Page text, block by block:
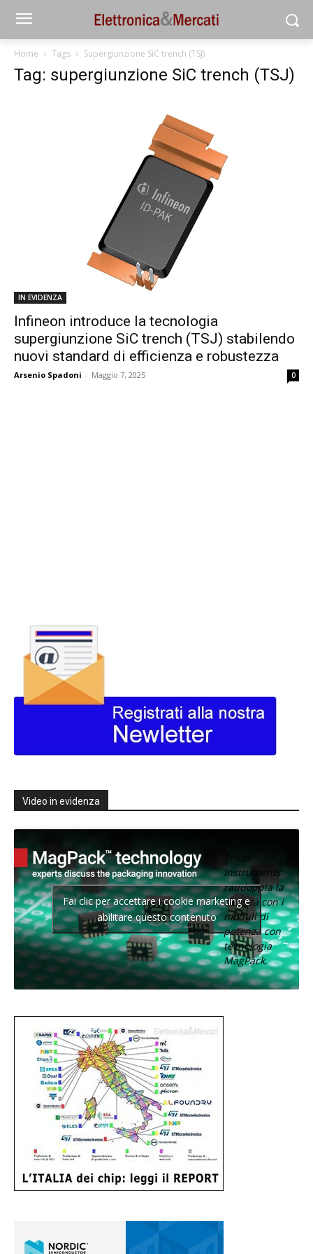
Home Tags Supergiunzione SiC trench (TSJ)
Tag: supergiunzione SiC trench (TSJ)
IN EVIDENZA
Infineon introduce la tecnologia
supergiunzione SiC trench (TSJ) stabilendo
nuovi standard di efficienza e robustezza
Arsenio Spadoni - Maggio 7, 2025 0
Video in evidenza
Texas
Instruments
raddoppia la
densità con i
moduli di
potenza con
tecnologia
MagPack.
Fai clic per accettare i cookie marketing e
abilitare questo contenuto